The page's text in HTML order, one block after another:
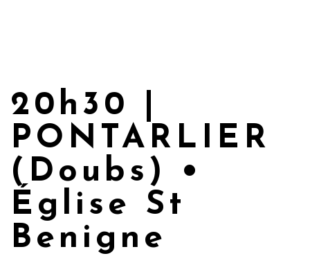
20h30 |
PONTARLIER
(Doubs) •
Église St
Benigne